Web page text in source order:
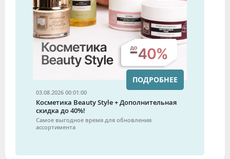
03.08.2026 00:01:00
Косметика Beauty Style + Дополнительная
скидка до 40%!
Самое выгодное время для обновления
ассортимента
ПОДРОБНЕЕ